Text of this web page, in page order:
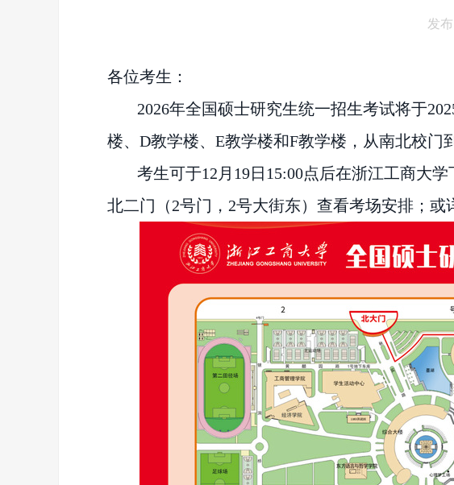
发
各位考生：
2026年全国硕士研究生统一招生考试将于
楼、D教学楼、E教学楼和F教学楼，从南北校门
考生可于12月19日15:00点后在浙江工商大
北二门（2号门，2号大街东）查看考场安排；或